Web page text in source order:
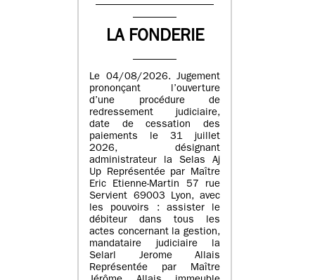
LA FONDERIE
Le 04/08/2026. Jugement
prononçant l’ouverture
d’une procédure de
redressement judiciaire,
date de cessation des
paiements le 31 juillet
2026, désignant
administrateur la Selas Aj
Up Représentée par Maître
Eric Etienne-Martin 57 rue
Servient 69003 Lyon, avec
les pouvoirs : assister le
débiteur dans tous les
actes concernant la gestion,
mandataire judiciaire la
Selarl Jerome Allais
Représentée par Maître